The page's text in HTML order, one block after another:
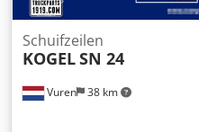
Vuren 38 km
Schuifzeilen
KOGELSN 24